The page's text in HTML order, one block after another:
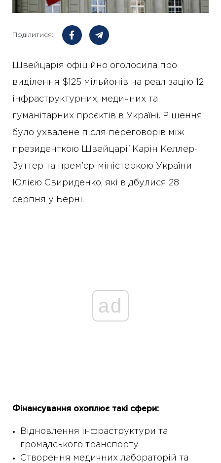
Поділитися:
Швейцарія офіційно оголосила про
виділення $125 мільйонів на реалізацію 12
інфраструктурних, медичних та
гуманітарних проєктів в Україні. Рішення
було ухвалене після переговорів між
президенткою Швейцарії Карін Келлер-
Зуттер та прем’єр-міністеркою України
Юлією Свириденко, які відбулися 28
серпня у Берні.
ad
Фінансування охоплює такі сфери:
Відновлення інфраструктури та
громадського транспорту
Створення медичних лабораторій та